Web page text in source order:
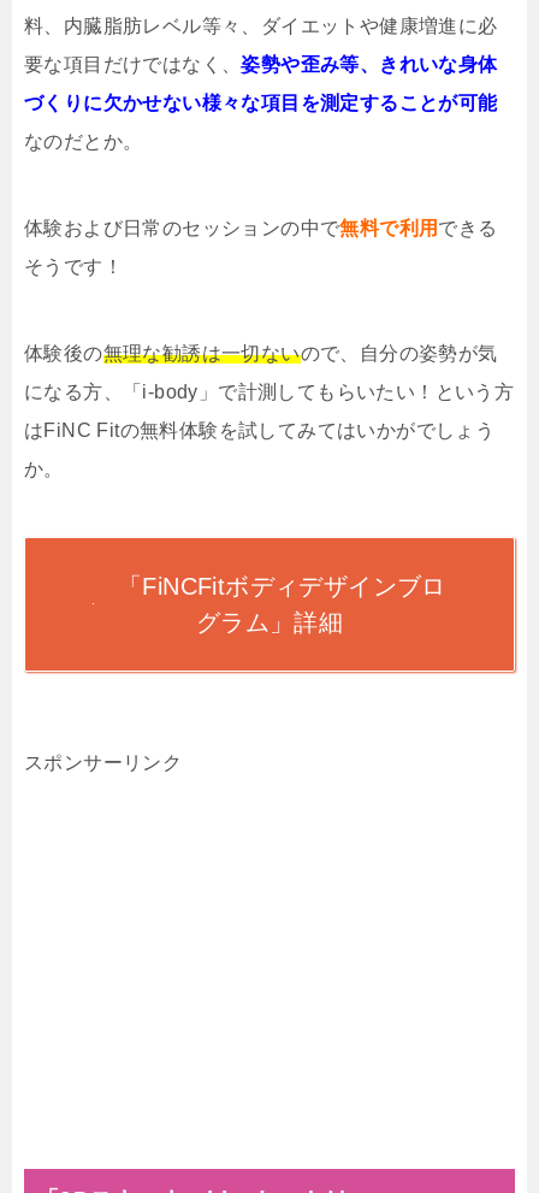
料、内臓脂肪レベル等々、ダイエットや健康増進に必
要な項目だけではなく、姿勢や歪み等、きれいな身体
づくりに欠かせない様々な項目を測定することが可能
なのだとか。
体験および日常のセッションの中で無料で利用 できる
そうです！
体験後の無理な勧誘は一切ないので、自分の姿勢が気
になる方、「i-body」で計測してもらいたい！という方
はFiNC Fitの無料体験を試してみてはいかがでしょう
か。
「FiNCFitボディデザインブロ
グラム」詳細
スポンサーリンク